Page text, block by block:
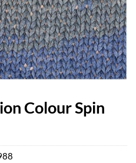
Colour Spin